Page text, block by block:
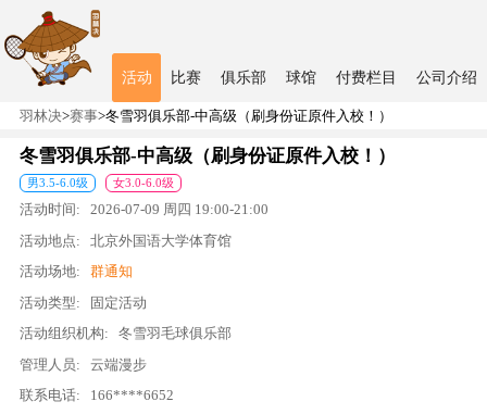
活动 比赛 俱乐部 球馆 付费栏目 公司介绍
羽林决>赛事>冬雪羽俱乐部-中高级（刷身份证原件入校！）
冬雪羽俱乐部-中高级（刷身份证原件入校！）
男3.5-6.0级 女3.0-6.0级
活动时间: 2026-07-09 周四 19:00-21:00
活动地点:
北京外国语大学体育馆
活动场地:
群通知
活动类型:
固定活动
活动组织机构:
冬雪羽毛球俱乐部
管理人员:
云端漫步
联系电话:
166****6652